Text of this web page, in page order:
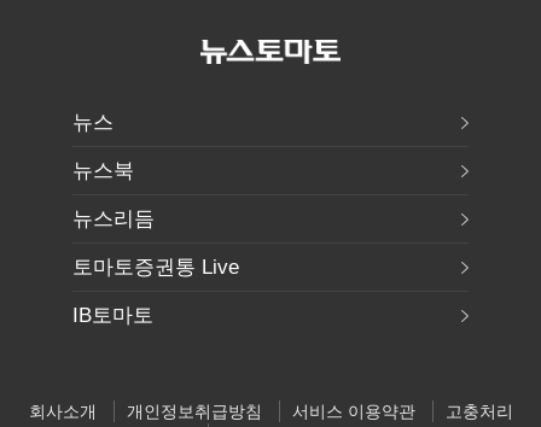
뉴스
뉴스북
뉴스리듬
토마토증권통 Live
IB토마토
회사소개 개인정보취급방침 서비스 이용약관
고충처리